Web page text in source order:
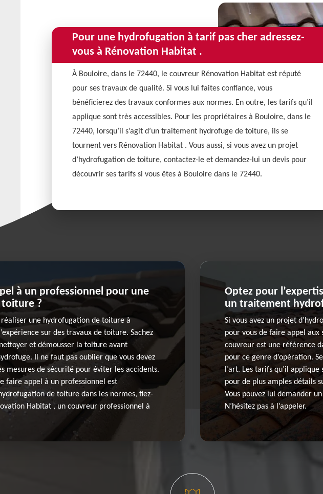
Pour une hydrofugation à tarif pas cher adressez-
vous à Rénovation Habitat .
À Bouloire, dans le 72440, le couvreur Rénovation Habitat est réputé
pour ses travaux de qualité. Si vous lui faites confiance, vous
bénéficierez des travaux conformes aux normes. En outre, les tarifs qu’il
applique sont très accessibles. Pour les propriétaires à Bouloire, dans le
72440, lorsqu’il s’agit d’un traitement hydrofuge de toiture, ils se
tournent vers Rénovation Habitat . Vous aussi, si vous avez un projet
d’hydrofugation de toiture, contactez-le et demandez-lui un devis pour
découvrir ses tarifs si vous êtes à Bouloire dans le 72440.
à un professionnel pour une
?
réaliser une hydrofugation de toiture à
sur des travaux de toiture. Sachez
et démousser la toiture avant
Il ne faut pas oublier que vous devez
mesures de sécurité pour éviter les accidents.
faire appel à un professionnel est
de toiture dans les normes, fiez-
Habitat , un couvreur professionnel à
Optez pour
un traitement
Si vous avez un projet
pour vous de faire appel aux
couvreur est une référence
pour ce genre d’opération.
l’art. Les tarifs qu’il
pour de plus amples détails
Vous pouvez lui demander
N’hésitez pas à l’appeler.